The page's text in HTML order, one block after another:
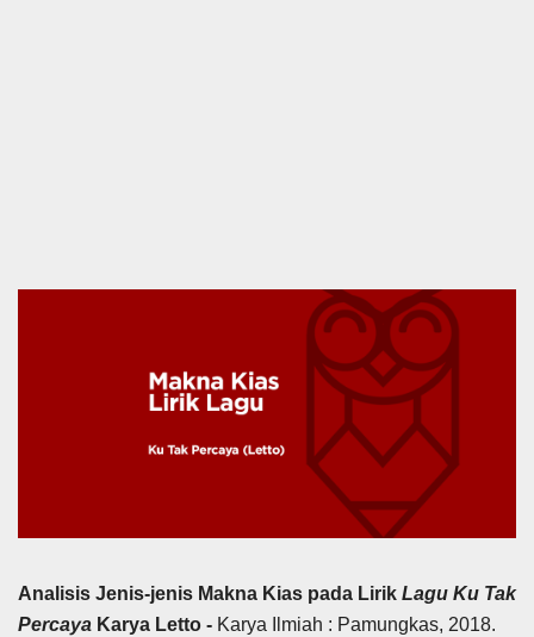
Analisis Jenis-jenis Makna Kias pada Lirik Lagu Ku Tak
Percaya Karya Letto - Karya Ilmiah : Pamungkas, 2018.